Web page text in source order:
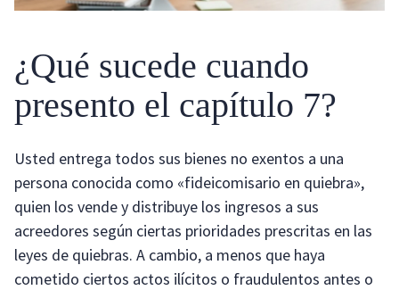
¿Qué sucede cuando
presento el capítulo 7?
Usted entrega todos sus bienes no exentos a una
persona conocida como «fideicomisario en quiebra»,
quien los vende y distribuye los ingresos a sus
acreedores según ciertas prioridades prescritas en las
leyes de quiebras. A cambio, a menos que haya
cometido ciertos actos ilícitos o fraudulentos antes o